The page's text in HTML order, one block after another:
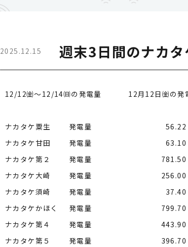
2025.12.15 週末3日間のナカ
12/12㈮～12/14㈰の発電量 12月12日㈮の
ナカタケ粟生 発電量
ナカタケ甘田 発電量
ナカタケ第２ 発電量
ナカタケ大崎 発電量
ナカタケ須崎 発電量
ナカタケかほく 発電量
ナカタケ第４ 発電量
ナカタケ第５ 発電量